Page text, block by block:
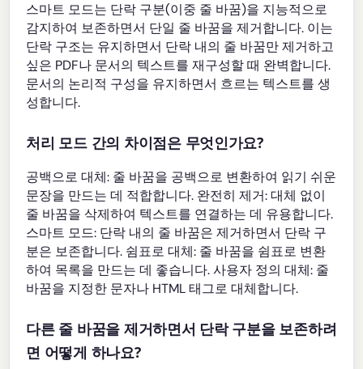
스마트 모드는 단락 구분(이중 줄 바꿈)을 지능적으로
감지하여 보존하면서 단일 줄 바꿈을 제거합니다. 이는
단락 구조는 유지하면서 단락 내의 줄 바꿈만 제거하고
싶은 PDF나 문서의 텍스트를 재구성할 때 완벽합니다.
문서의 논리적 구성을 유지하면서 흐르는 텍스트를 생
성합니다.
처리 모드 간의 차이점은 무엇인가요?
공백으로 대체: 줄 바꿈을 공백으로 변환하여 읽기 쉬운
문장을 만드는 데 적합합니다. 완전히 제거: 대체 없이
줄 바꿈을 삭제하여 텍스트를 연결하는 데 유용합니다.
스마트 모드: 단락 내의 줄 바꿈은 제거하면서 단락 구
분은 보존합니다. 쉼표로 대체: 줄 바꿈을 쉼표로 변환
하여 목록을 만드는 데 좋습니다. 사용자 정의 대체: 줄
바꿈을 지정한 문자나 HTML 태그로 대체합니다.
다른 줄 바꿈을 제거하면서 단락 구분을 보존하려
면 어떻게 하나요?